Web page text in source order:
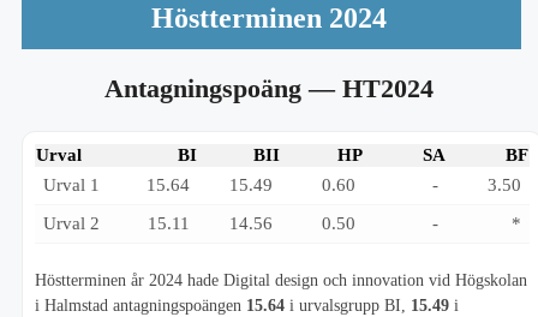
Höstterminen 2024
Antagningspoäng— HT2024
Urval BI BII HP SA
BF
Urval 1
15.64 15.49 0.60 -
3.50
Urval 2
15.11 14.56 0.50 - *
Höstterminen år 2024 hade Digital design och innovation vid Högskolan
i Halmstad antagningspoängen 15.64 i urvalsgrupp BI, 15.49 i